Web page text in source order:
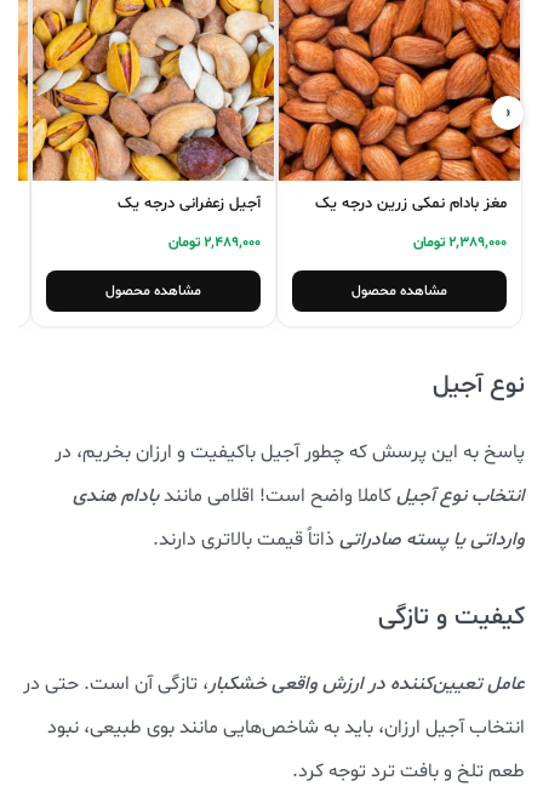
مغز بادام نمکی زرین درجه یک
2,389,000 تومان
مشاهده محصول
آجیل زعفرانی درجه یک
2,489,000 تومان
مشاهده محصول
‹›
نوع آجیل
پاسخ به این پرسش که چطور آجیل باکیفیت و ارزان بخریم، در
انتخاب نوع آجیلکاملا واضح است! اقلامی مانندبادام هندی
وارداتی یا پسته صادراتی ذاتاً قیمت بالاتری دارند.
کیفیت و تازگی
عامل تعیین‌کننده در ارزش واقعی خشکبار، تازگی آن است. حتی در
انتخاب آجیل ارزان، باید به شاخص‌هایی مانند بوی طبیعی، نبود
طعم تلخ و بافت ترد توجه کرد.